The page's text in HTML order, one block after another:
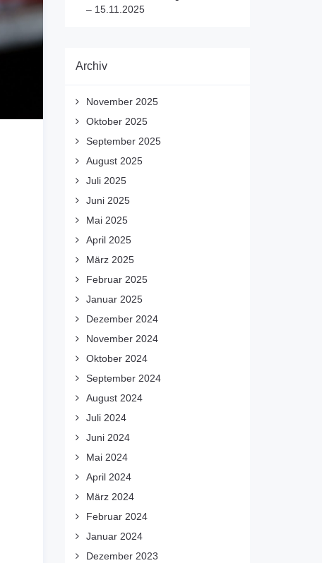
– 15.11.2025
Archiv
November 2025
Oktober 2025
September 2025
August 2025
Juli 2025
Juni 2025
Mai 2025
April 2025
März 2025
Februar 2025
Januar 2025
Dezember 2024
November 2024
Oktober 2024
September 2024
August 2024
Juli 2024
Juni 2024
Mai 2024
April 2024
März 2024
Februar 2024
Januar 2024
Dezember 2023